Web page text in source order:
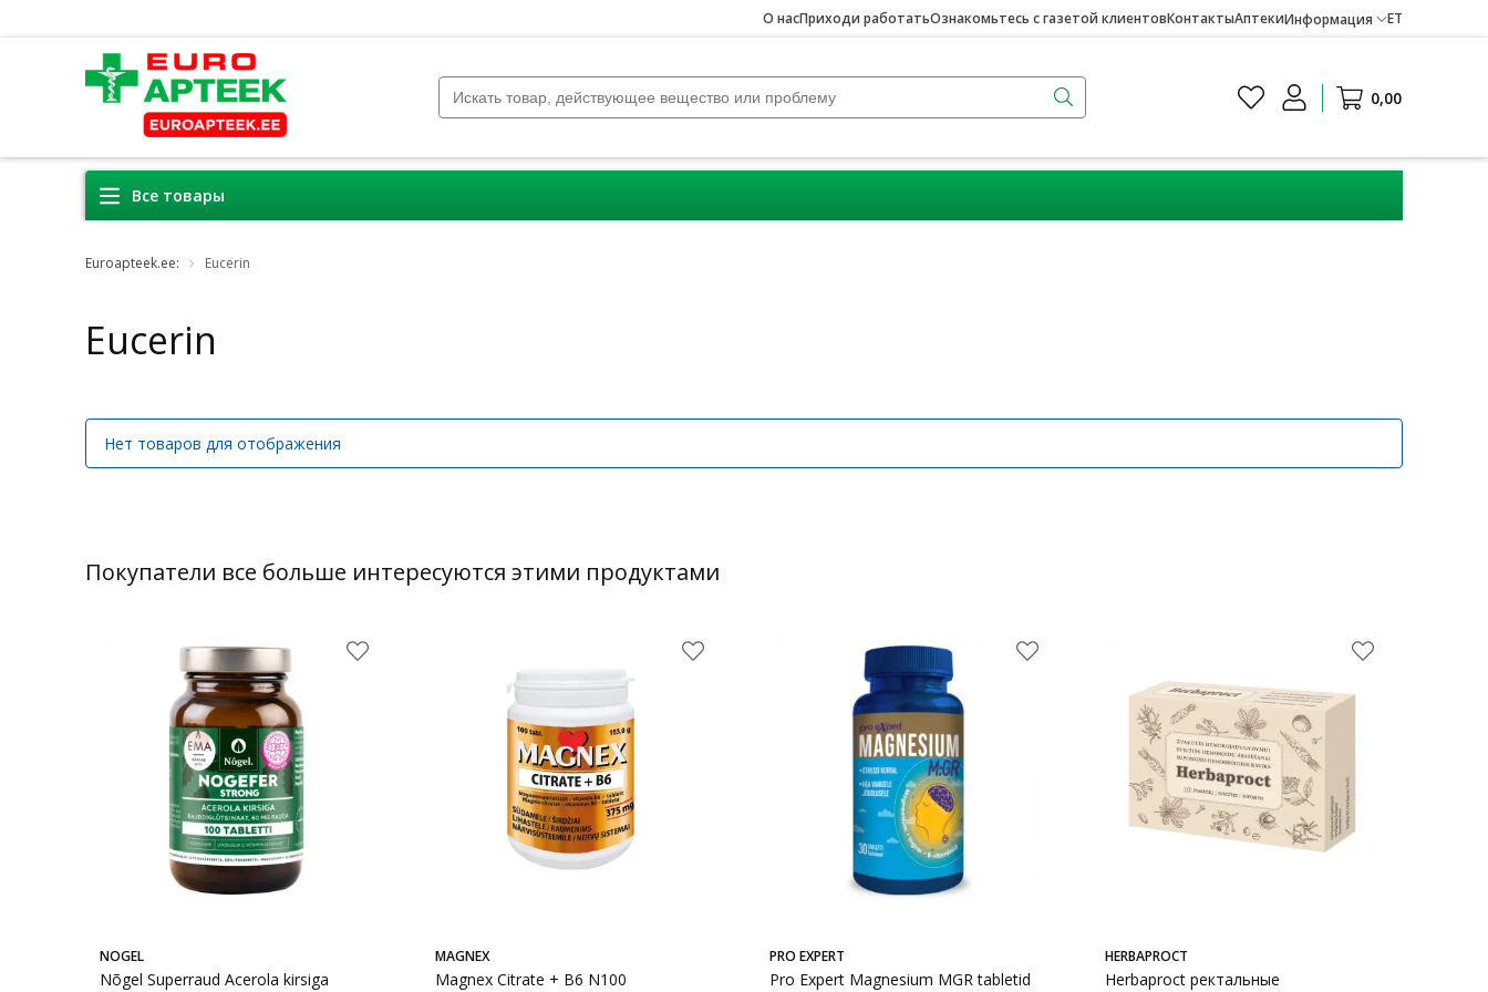
О насПриходи работатьОзнакомьтесь с газетой клиентовКонтактыАптекиИнформация ET
0,00
Все товары
Euroapteek.ee: Eucerin
Eucerin
Нет товаров для отображения
Покупатели все больше интересуются этими продуктами
NOGEL
Nõgel Superraud Acerola kirsiga
MAGNEX
Magnex Citrate + B6 N100
PRO EXPERT
Pro Expert Magnesium MGR tabletid
HERBAPROCT
Herbaproct ректальные